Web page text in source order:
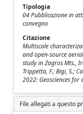
Tipologia
04 Pubblicazione in
convegno
Citazione
Multiscale
and open-source
study in Zagros Mts.,
Trippetta, F.; Bigi, S.;
2022: Geosciences
File allegati a questo